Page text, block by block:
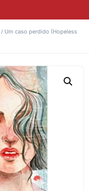
/ Um caso perdido (Hopeless